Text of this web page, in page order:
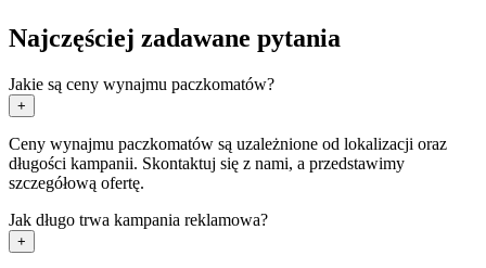
Najczęściej zadawane pytania
Jakie są ceny wynajmu paczkomatów?
+
Ceny wynajmu paczkomatów są uzależnione od lokalizacji oraz
długości kampanii. Skontaktuj się z nami, a przedstawimy
szczegółową ofertę.
Jak długo trwa kampania reklamowa?
+